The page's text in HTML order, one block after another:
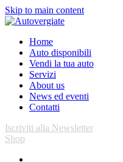
Skip to main content
Home
Auto disponibili
Vendi la tua auto
Servizi
About us
News ed eventi
Contatti
Iscriviti alla Newsletter
Shop